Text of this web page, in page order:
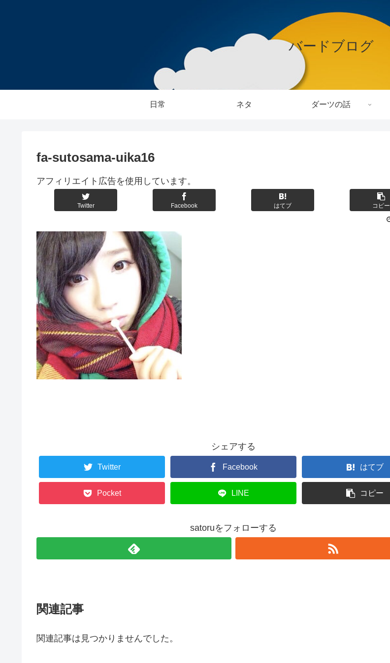
バードブログ
日常 ネタ ダーツの話
fa-sutosama-uika16
アフィリエイト広告を使用しています。
Twitter Facebook はてブ コピー
シェアする
Twitter Facebook はてブ
Pocket LINE コピー
satoruをフォローする
関連記事
関連記事は見つかりませんでした。